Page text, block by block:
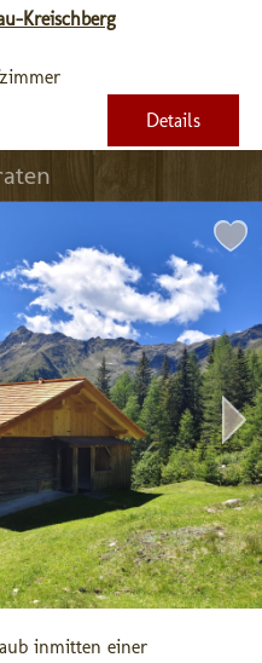
Kreischberg
Details
inmitten einer